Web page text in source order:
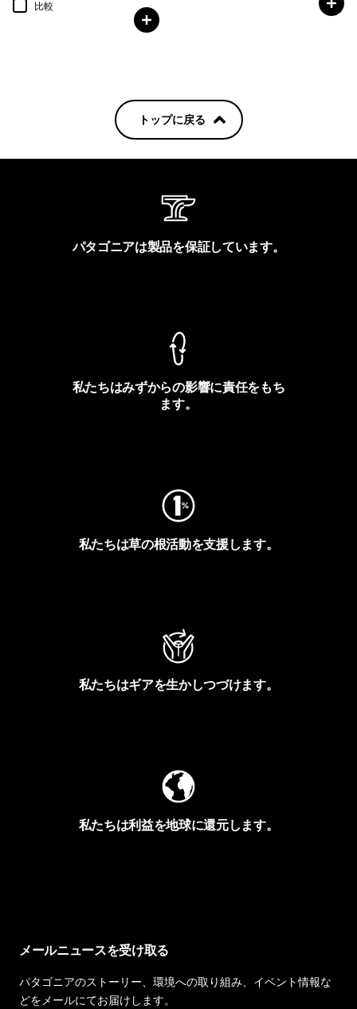
比較
トップに戻る
パタゴニアは製品を保証しています。
私たちはみずからの影響に責任をもち
ます。
私たちは草の根活動を支援します。
私たちはギアを生かしつづけます。
私たちは利益を地球に還元します。
メールニュースを受け取る
パタゴニアのストーリー、環境への取り組み、イベント情報な
どをメールにてお届けします。